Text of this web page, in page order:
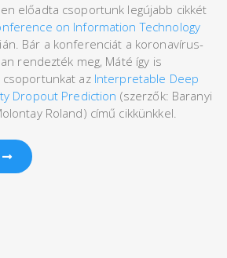
előadta csoportunk legújabb cikkét
on Information Technology
Bár a konferenciát a koronavírus-
rendezték meg, Máté így is
az Interpretable Deep
Dropout Prediction (szerzők: Baranyi
Roland) című cikkünkkel.